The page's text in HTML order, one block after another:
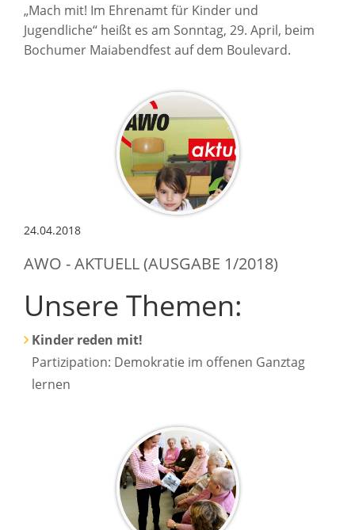
„Mach mit! Im Ehrenamt für Kinder und
Jugendliche“ heißt es am Sonntag, 29. April, beim
Bochumer Maiabendfest auf dem Boulevard.
24.04.2018
AWO - AKTUELL (AUSGABE 1/2018)
Unsere Themen:
Kinder reden mit!
Partizipation: Demokratie im offenen Ganztag
lernen